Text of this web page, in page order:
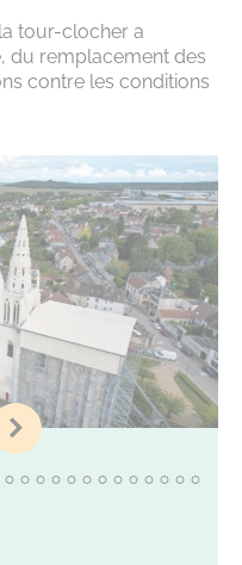
tour-clocher a
du remplacement des
contre les conditions